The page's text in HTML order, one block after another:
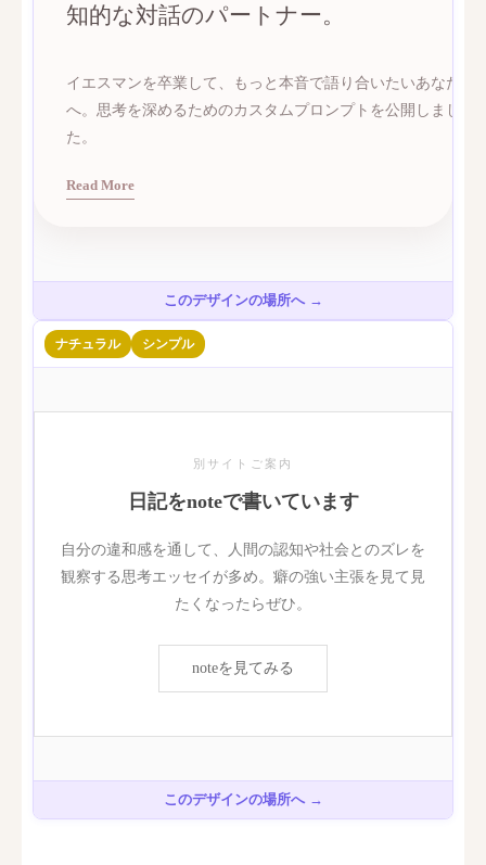
このデザインの場所へ →
ナチュラル シンプル
このデザインの場所へ →